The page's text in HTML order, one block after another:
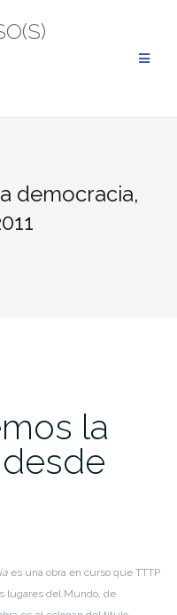
democracia,
la
es una obra en curso que TTTP
lugares del Mundo, de